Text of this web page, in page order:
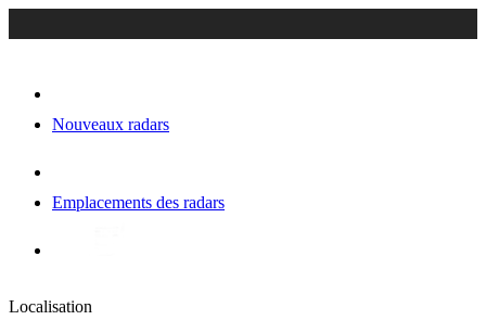
Nouveaux radars
Emplacements des radars
Localisation